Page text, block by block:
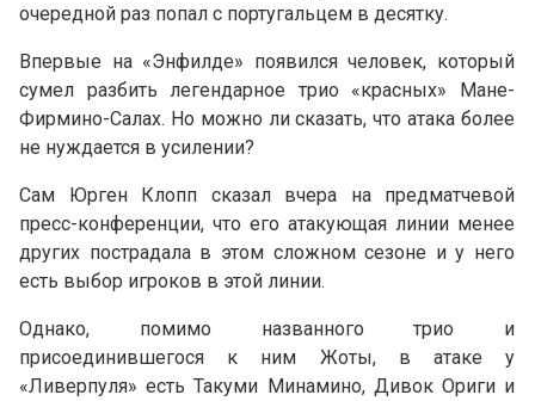
очередной раз попал с португальцем в десятку.
Впервые на «Энфилде» появился человек, который
сумел разбить легендарное трио «красных» Мане-
Фирмино-Салах. Но можно ли сказать, что атака более
не нуждается в усилении?
Сам Юрген Клопп сказал вчера на предматчевой
пресс-конференции, что его атакующая линии менее
других пострадала в этом сложном сезоне и у него
есть выбор игроков в этой линии.
Однако, помимо названного трио и
присоединившегося к ним Жоты, в атаке у
«Ливерпуля» есть Такуми Минамино, Дивок Ориги и